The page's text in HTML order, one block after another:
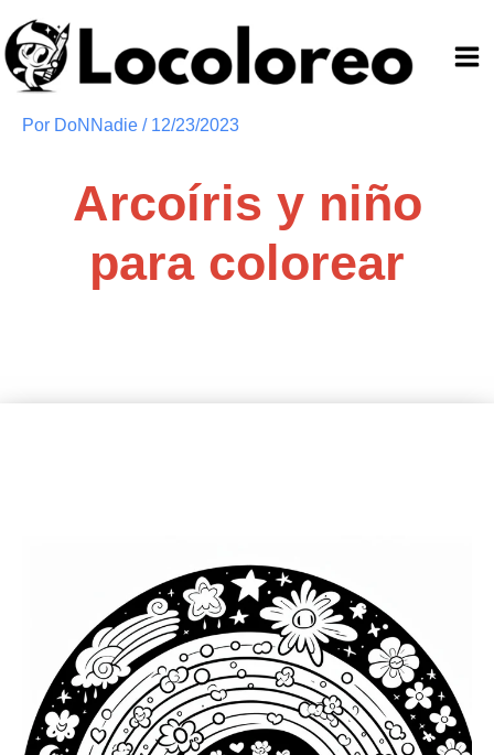
al
contenido
Por DoNNadie / 12/23/2023
Arcoíris y niño
para colorear